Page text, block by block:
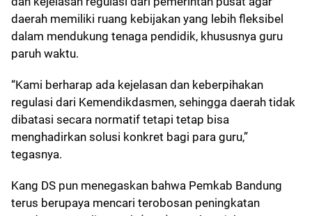
daerah memiliki ruang kebijakan yang lebih fleksibel
dalam mendukung tenaga pendidik, khususnya guru
paruh waktu.
“Kami berharap ada kejelasan dan keberpihakan
regulasi dari Kemendikdasmen, sehingga daerah tidak
dibatasi secara normatif tetapi tetap bisa
menghadirkan solusi konkret bagi para guru,”
tegasnya.
Kang DS pun menegaskan bahwa Pemkab Bandung
terus berupaya mencari terobosan peningkatan